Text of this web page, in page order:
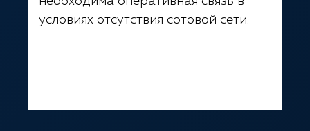
условиях отсутствия сотовой сети.